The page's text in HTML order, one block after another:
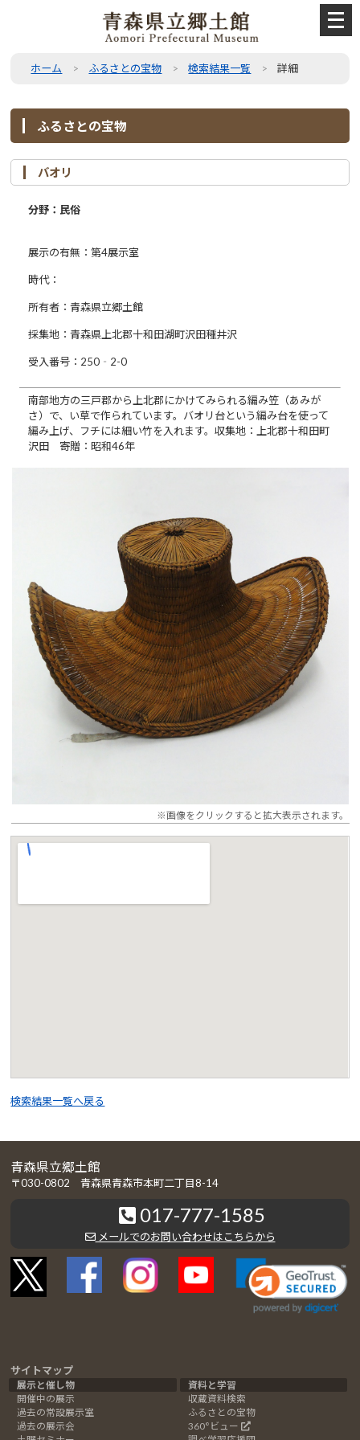
メ
ニ
ホーム ふるさとの宝物 検索結果一覧 詳細
ふるさとの宝物
バオリ
分野：民俗
展示の有無：第4展示室
時代：
所有者：青森県立郷土館
採集地：青森県上北郡十和田湖町沢田種井沢
受入番号：250‐2-0
南部地方の三戸郡から上北郡にかけてみられる編み笠（あみが
さ）で、い草で作られています。バオリ台という編み台を使って
編み上げ、フチには細い竹を入れます。収集地：上北郡十和田町
沢田 寄贈：昭和46年
※画像をクリックすると拡大表示されます。
検索結果一覧へ戻る
青森県立郷土館
〒030-0802 青森県青森市本町二丁目8-14
017-777-1585
メールでのお問い合わせはこちらから
サイトマップ
展示と催し物
開催中の展示
過去の常設展示室
過去の展示会
資料と学習
収蔵資料検索
ふるさとの宝物
360°ビュー